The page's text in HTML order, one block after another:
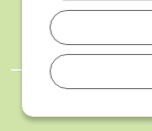
© 2026 istraka.cz -